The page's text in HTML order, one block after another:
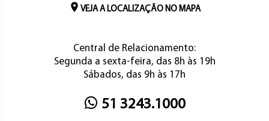
VEJA A LOCALIZAÇÃO NO MAPA
Central de Relacionamento:
Segunda a sexta-feira, das 8h às 19h
Sábados, das 9h às 17h
51 3243.1000